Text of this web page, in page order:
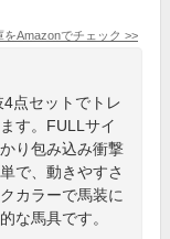
をAmazonでチェック >>
点セットでトレ
す。FULLサイ
り包み込み衝撃
で、動きやすさ
カラーで馬装に
な馬具です。